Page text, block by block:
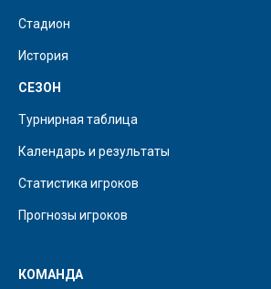
Стадион
История
СЕЗОН
Турнирная таблица
Календарь и результаты
Статистика игроков
Прогнозы игроков
КОМАНДА